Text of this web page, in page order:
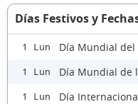
Días Festivos y
1 Lun Día Mundial del
1 Lun Día Mundial de
1 Lun Día